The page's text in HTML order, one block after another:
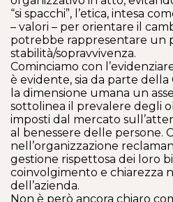
“si spacchi”, l’etica, intesa
– valori – per orientare il
potrebbe rappresentare un
stabilità/sopravvivenza.
Cominciamo con
è evidente, sia da parte della
la dimensione umana un
sottolinea il prevalere degli
imposti dal mercato
al benessere delle persone.
nell’organizzazione
gestione rispettosa dei loro
coinvolgimento e chiarezza
dell’azienda.
Non è però ancora chiaro